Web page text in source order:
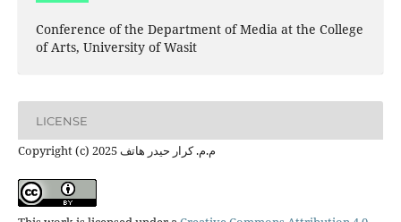
Conference of the Department of Media at the College
of Arts, University of Wasit
LICENSE
Copyright (c) 2025 م.م. كرار حيدر هاتف